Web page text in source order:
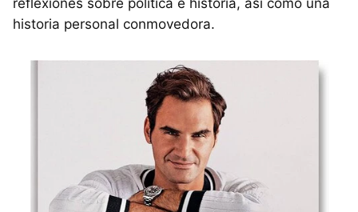
reflexiones sobre política e historia, así como una
historia personal conmovedora.